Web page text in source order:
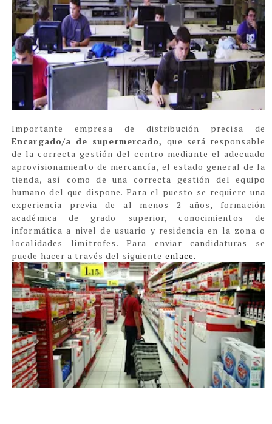
Importante empresa de distribución precisa de
Encargado/a de supermercado,que será responsable
de la correcta gestión del centro mediante el adecuado
aprovisionamiento de mercancía, el estado general de la
tienda, así como de una correcta gestión del equipo
humano del que dispone. Para el puesto se requiere una
experiencia previa de al menos 2 años, formación
académica de grado superior, conocimientos de
informática a nivel de usuario y residencia en la zona o
localidades limítrofes. Para enviar candidaturas se
puede hacer a través del siguiente enlace.